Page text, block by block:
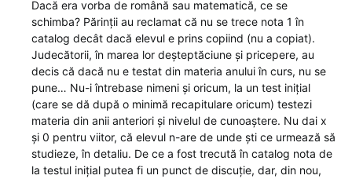
Dacă era vorba de română sau matematică, ce se
schimba? Părinții au reclamat că nu se trece nota 1 în
catalog decât dacă elevul e prins copiind (nu a copiat).
Judecătorii, în marea lor deșteptăciune și pricepere, au
decis că dacă nu e testat din materia anului în curs, nu se
pune… Nu-i întrebase nimeni și oricum, la un test inițial
(care se dă după o minimă recapitulare oricum) testezi
materia din anii anteriori și nivelul de cunoaștere. Nu dai x
și 0 pentru viitor, că elevul n-are de unde ști ce urmează să
studieze, în detaliu. De ce a fost trecută în catalog nota de
la testul inițial putea fi un punct de discuție, dar, din nou,